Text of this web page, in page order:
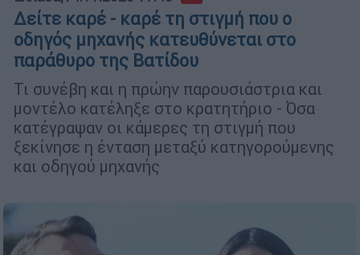
Δείτε καρέ - καρέ τη στιγμή που ο
οδηγός μηχανής κατευθύνεται στο
παράθυρο της Βατίδου
Τι συνέβη και η πρώην παρουσιάστρια και
μοντέλο κατέληξε στο κρατητήριο - Όσα
κατέγραψαν οι κάμερες τη στιγμή που
ξεκίνησε η ένταση μεταξύ κατηγορούμενης
και οδηγού μηχανής